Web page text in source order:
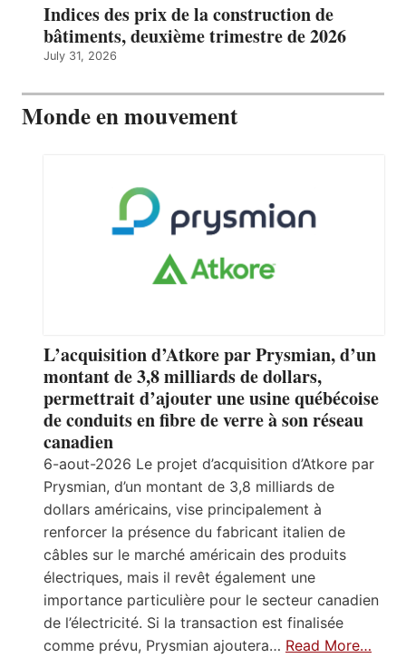
Indices des prix de la construction de
bâtiments, deuxième trimestre de 2026
July 31, 2026
Monde en mouvement
L’acquisition d’Atkore par Prysmian, d’un
montant de 3,8 milliards de dollars,
permettrait d’ajouter une usine québécoise
de conduits en fibre de verre à son réseau
canadien
6-aout-2026 Le projet d’acquisition d’Atkore par
Prysmian, d’un montant de 3,8 milliards de
dollars américains, vise principalement à
renforcer la présence du fabricant italien de
câbles sur le marché américain des produits
électriques, mais il revêt également une
importance particulière pour le secteur canadien
de l’électricité. Si la transaction est finalisée
comme prévu, Prysmian ajoutera… Read More…